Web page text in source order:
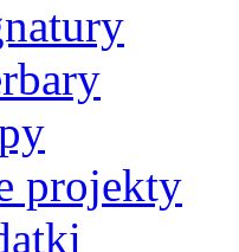
projekty